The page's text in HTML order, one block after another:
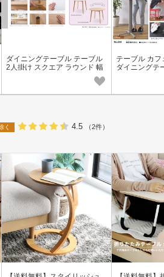
ダイニングテーブル テーブル
2人掛け スクエア ラウンド 幅
80 幅90 食卓テーブル 天然木
テーブル カ
ダイニングテ
く 4.5 （2件）